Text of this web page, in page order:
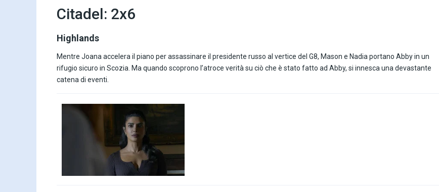
Citadel: 2x6
Highlands
Mentre Joana accelera il piano per assassinare il presidente russo al vertice del G8, Mason e Nadia portano Abby in un
rifugio sicuro in Scozia. Ma quando scoprono l’atroce verità su ciò che è stato fatto ad Abby, si innesca una devastante
catena di eventi.